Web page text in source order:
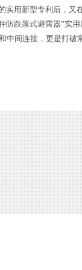
实用新型专利后，
防跌落式避雷器”实
中间连接，更是打